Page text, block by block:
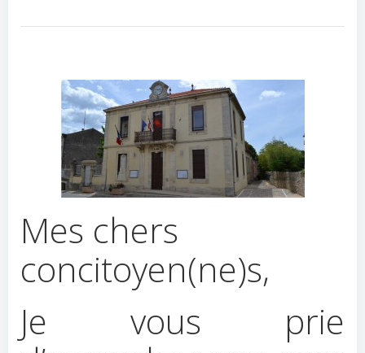
Mes chers
concitoyen(ne)s,
Je vous prie